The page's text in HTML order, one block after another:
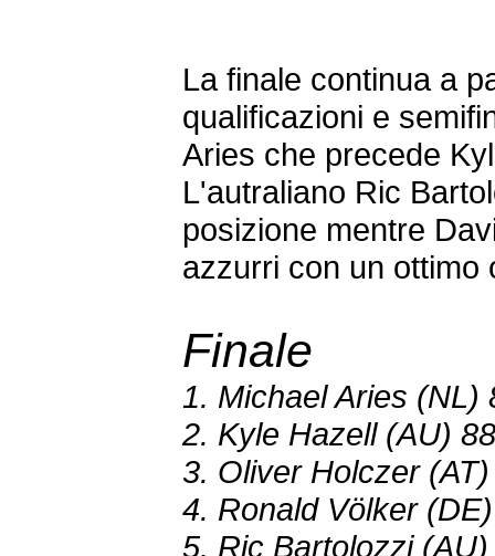
La finale continua a
qualificazioni e
Aries che precede
L'autraliano Ric
posizione mentre
azzurri con un ottimo
Finale
1. Michael Aries (NL)
2. Kyle Hazell (AU)
3. Oliver Holczer
4. Ronald Völker
5. Ric Bartolozzi